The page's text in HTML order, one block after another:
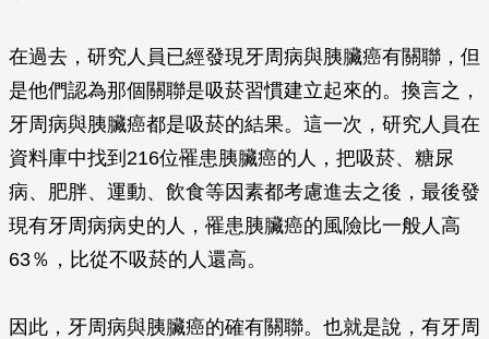
在過去，研究人員已經發現牙周病與胰臟癌有關聯，但
是他們認為那個關聯是吸菸習慣建立起來的。換言之，
牙周病與胰臟癌都是吸菸的結果。這一次，研究人員在
資料庫中找到216位罹患胰臟癌的人，把吸菸、糖尿
病、肥胖、運動、飲食等因素都考慮進去之後，最後發
現有牙周病病史的人，罹患胰臟癌的風險比一般人高
63％，比從不吸菸的人還高。
因此，牙周病與胰臟癌的確有關聯。也就是說，有牙周